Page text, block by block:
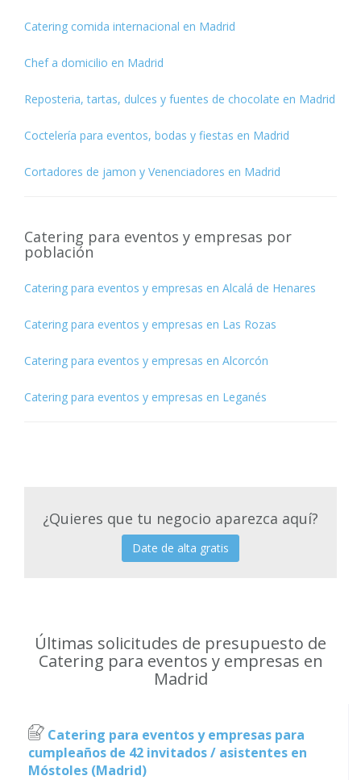
Catering comida internacional en Madrid
Chef a domicilio en Madrid
Reposteria, tartas, dulces y fuentes de chocolate en Madrid
Coctelería para eventos, bodas y fiestas en Madrid
Cortadores de jamon y Venenciadores en Madrid
Catering para eventos y empresas por
población
Catering para eventos y empresas en Alcalá de Henares
Catering para eventos y empresas en Las Rozas
Catering para eventos y empresas en Alcorcón
Catering para eventos y empresas en Leganés
¿Quieres que tu negocio aparezca aquí?
Date de alta gratis
Últimas solicitudes de presupuesto de
Catering para eventos y empresas en
Madrid
Catering para eventos y empresas para
cumpleaños de 42 invitados / asistentes en
Móstoles (Madrid)